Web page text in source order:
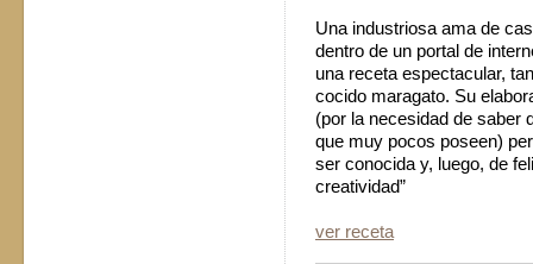
Una industriosa ama de
dentro de un portal de
una receta espectacular,
cocido maragato. Su
(por la necesidad de saber
que muy pocos poseen)
ser conocida y, luego, de
creatividad”
ver receta